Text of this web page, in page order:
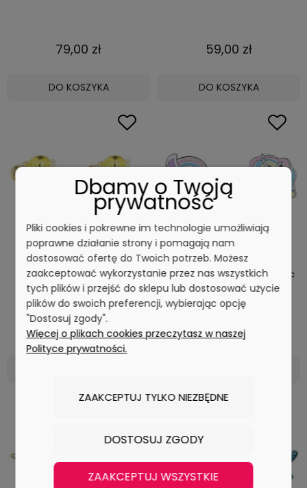
79,00 zł
DO KOSZYKA
59,00 zł
DO KOSZYKA
Kolczyki - Urocze Misie
Czerwiński
69,00 zł
Kolczyki - Uroczy Jednorożec
Czerwiński
59,00 zł
Dbamy o Twoją
prywatność
Pliki cookies i pokrewne im technologie umożliwiają
poprawne działanie strony i pomagają nam
dostosować ofertę do Twoich potrzeb. Możesz
zaakceptować wykorzystanie przez nas wszystkich
tych plików i przejść do sklepu lub dostosować użycie
plików do swoich preferencji, wybierając opcję
"Dostosuj zgody".
Więcej o plikach cookies przeczytasz w naszej
Polityce prywatności.
ZAAKCEPTUJ TYLKO NIEZBĘDNE
DOSTOSUJ ZGODY
ZAAKCEPTUJ WSZYSTKIE